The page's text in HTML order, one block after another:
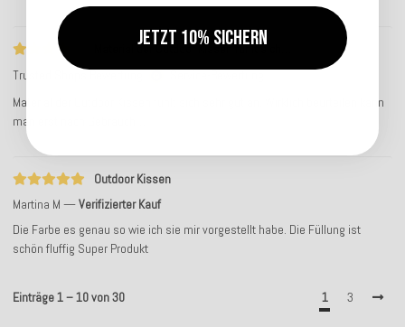
Material der Outdoor Kissen fühlt sich…
Trusted Shops Bewertung
Service-Bewertung
Material der Outdoor Kissen fühlt sich sehr gut an. Wirklich beurteilen kann
man erst nach Gebrauch…
Outdoor Kissen
Martina M
Verifizierter Kauf
Die Farbe es genau so wie ich sie mir vorgestellt habe. Die Füllung ist
schön fluffig Super Produkt
Einträge 1 – 10 von 30 1 3
Jetzt 10% sichern